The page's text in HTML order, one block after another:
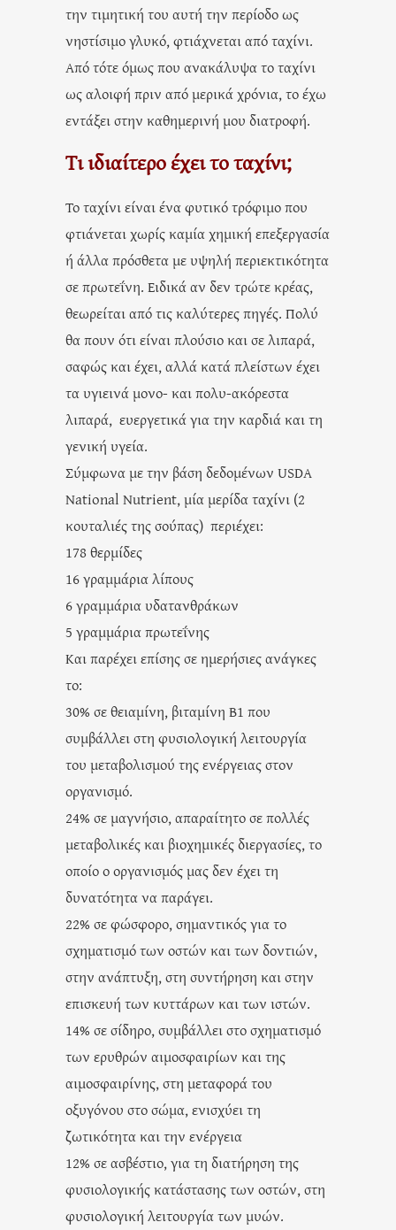
την τιμητική του αυτή την περίοδο ως
νηστίσιμο γλυκό, φτιάχνεται από ταχίνι.
Από τότε όμως που ανακάλυψα το ταχίνι
ως αλοιφή πριν από μερικά χρόνια, το έχω
εντάξει στην καθημερινή μου διατροφή.
Τι ιδιαίτερο έχει το ταχίνι;
Το ταχίνι είναι ένα φυτικό τρόφιμο που
φτιάνεται χωρίς καμία χημική επεξεργασία
ή άλλα πρόσθετα με υψηλή περιεκτικότητα
σε πρωτεΐνη. Ειδικά αν δεν τρώτε κρέας,
θεωρείται από τις καλύτερες πηγές. Πολύ
θα πουν ότι είναι πλούσιο και σε λιπαρά,
σαφώς και έχει, αλλά κατά πλείστων έχει
τα υγιεινά μονο- και πολυ-ακόρεστα
λιπαρά, ευεργετικά για την καρδιά και τη
γενική υγεία.
Σύμφωνα με την βάση δεδομένων USDA
National Nutrient, μία μερίδα ταχίνι (2
κουταλιές της σούπας) περιέχει:
178 θερμίδες
16 γραμμάρια λίπους
6 γραμμάρια υδατανθράκων
5 γραμμάρια πρωτεΐνης
Και παρέχει επίσης σε ημερήσιες ανάγκες
το:
30% σε θειαμίνη, βιταμίνη Β1 που
συμβάλλει στη φυσιολογική λειτουργία
του μεταβολισμού της ενέργειας στον
οργανισμό.
24% σε μαγνήσιο, απαραίτητο σε πολλές
μεταβολικές και βιοχημικές διεργασίες, το
οποίο ο οργανισμός μας δεν έχει τη
δυνατότητα να παράγει.
22% σε φώσφορο, σημαντικός για το
σχηματισμό των οστών και των δοντιών,
στην ανάπτυξη, στη συντήρηση και στην
επισκευή των κυττάρων και των ιστών.
14% σε σίδηρο, συμβάλλει στο σχηματισμό
των ερυθρών αιμοσφαιρίων και της
αιμοσφαιρίνης, στη μεταφορά του
οξυγόνου στο σώμα, ενισχύει τη
ζωτικότητα και την ενέργεια
12% σε ασβέστιο, για τη διατήρηση της
φυσιολογικής κατάστασης των οστών, στη
φυσιολογική λειτουργία των μυών.